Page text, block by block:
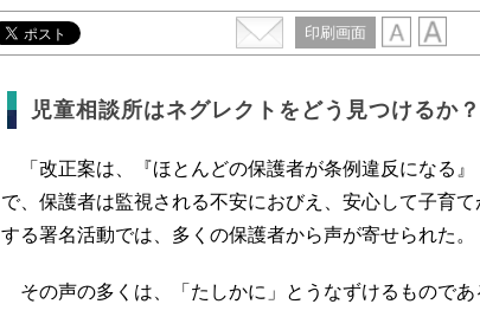
印刷画面
児童相談所はネグレクトをどう見つけるか？
「改正案は、『ほとんどの保護者が条例違反になる
で、保護者は監視される不安におびえ、安心して子育
する署名活動では、多くの保護者から声が寄せられた。
その声の多くは、「たしかに」とうなずけるものであ